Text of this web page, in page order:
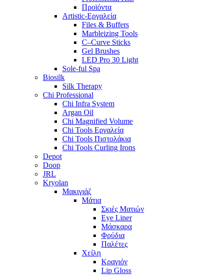
Προϊόντα
Artistic-Εργαλεία
Files & Buffers
Marbleizing Tools
C–Curve Sticks
Gel Brushes
LED Pro 30 Light
Sole-ful Spa
Biosilk
Silk Therapy
Chi Professional
Chi Infra System
Argan Oil
Chi Magnified Volume
Chi Tools Εργαλεία
Chi Tools Πιστολάκια
Chi Tools Curling Irons
Depot
Doop
JRL
Kryolan
Μακιγιάζ
Μάτια
Σκιές Ματιών
Eye Liner
Μάσκαρα
Φρύδια
Παλέτες
Χείλη
Κραγιόν
Lip Gloss